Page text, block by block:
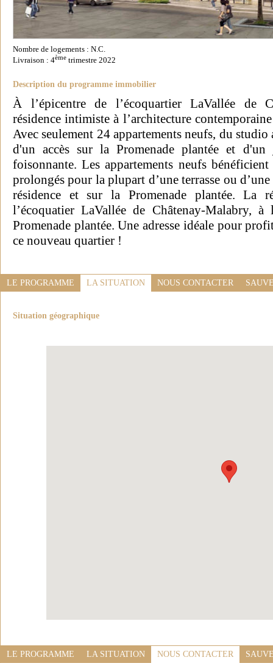
Nombre de logements : N.C.
Livraison : 4ème trimestre 2022
Description du programme immobilier
À l’épicentre de l’écoquartier LaVallée de
résidence intimiste à l’architecture
Avec seulement 24 appartements neufs, du
d'un accès sur la Promenade plantée et
foisonnante. Les appartements neufs
prolongés pour la plupart d’une terrasse ou
résidence et sur la Promenade plantée. La
l’écoquatier LaVallée de Châtenay-Malabry,
Promenade plantée. Une adresse idéale pour
ce nouveau quartier !
LE PROGRAMME LA SITUATION NOUS CONTACTER
Situation géographique
LE PROGRAMME LA SITUATION NOUS CONTACTER